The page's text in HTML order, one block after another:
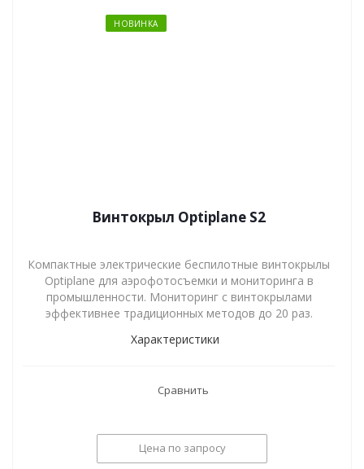
НОВИНКА
Винтокрыл Optiplane S2
Компактные электрические беспилотные винтокрылы
Optiplane для аэрофотосъемки и мониторинга в
промышленности. Мониторинг с винтокрылами
эффективнее традиционных методов до 20 раз.
Характеристики
Сравнить
Цена по запросу